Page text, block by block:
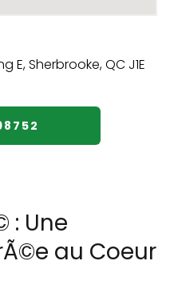
: Une
au Coeur